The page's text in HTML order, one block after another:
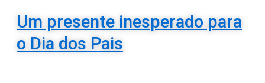
Um presente inesperado para
o Dia dos Pais